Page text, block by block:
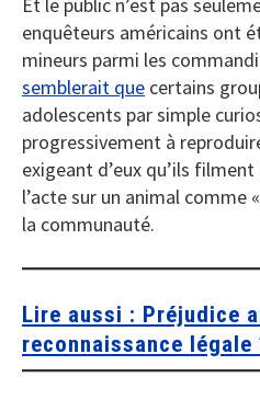
enquêteurs américains ont
mineurs parmi les
semblerait que certains
adolescents par simple
progressivement à
exigeant d’eux qu’ils
l’acte sur un animal comme «
la communauté.
Lire aussi : Préjudice
reconnaissance légale